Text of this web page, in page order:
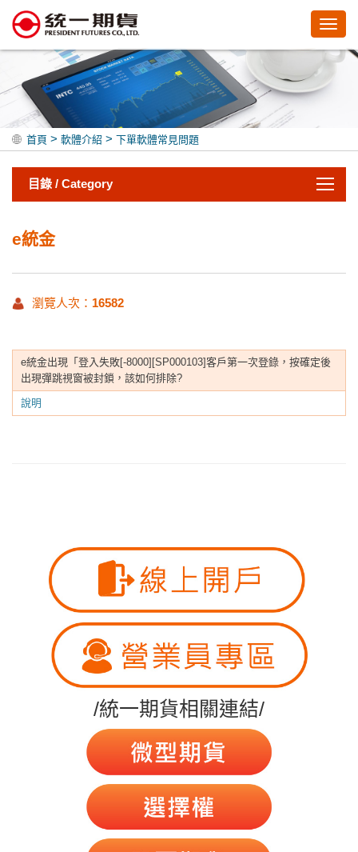
首頁 > 軟體介紹 > 下單軟體常見問題
目錄 / Category
e統金
瀏覽人次： 16582
e統金出現「登入失敗[-8000][SP000103]客戶第一次登錄，按確定後
出現彈跳視窗被封鎖，該如何排除?
說明
/統一期貨相關連結/